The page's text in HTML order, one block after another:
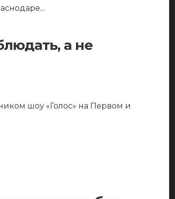
...
а не
шоу «Голос» на Первом и